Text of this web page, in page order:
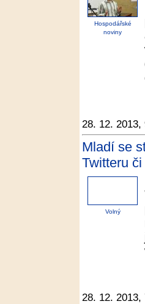
Hospodářské
noviny
28. 12. 2013,
Mladí se
Twitteru
Volný
28. 12. 2013,